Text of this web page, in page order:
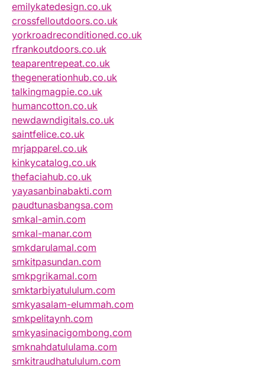
emilykatedesign.co.uk
crossfelloutdoors.co.uk
yorkroadreconditioned.co.uk
rfrankoutdoors.co.uk
teaparentrepeat.co.uk
thegenerationhub.co.uk
talkingmagpie.co.uk
humancotton.co.uk
newdawndigitals.co.uk
saintfelice.co.uk
mrjapparel.co.uk
kinkycatalog.co.uk
thefaciahub.co.uk
yayasanbinabakti.com
paudtunasbangsa.com
smkal-amin.com
smkal-manar.com
smkdarulamal.com
smkitpasundan.com
smkpgrikamal.com
smktarbiyatululum.com
smkyasalam-elummah.com
smkpelitaynh.com
smkyasinacigombong.com
smknahdatululama.com
smkitraudhatululum.com